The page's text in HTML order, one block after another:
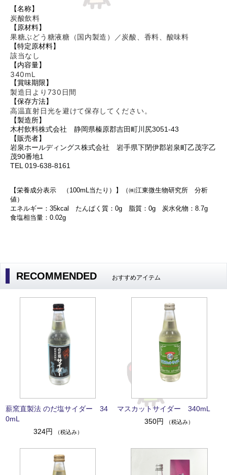
【名称】
炭酸飲料
【原材料】
果糖ぶどう糖液糖（国内製造）／炭酸、香料、酸味料
【特定原材料】
該当なし
【内容量】
340mL
【賞味期限】
製造日より730日間
【保存方法】
高温直射日光を避けて保存してください。
【製造所】
木村飲料株式会社 静岡県榛原郡吉田町川尻3051-43
【販売者】
岩泉ホールディングス株式会社 岩手県下閉伊郡岩泉町乙茂字乙
茂90番地1
TEL 019-638-8161
【栄養成分表示 （100mL当たり）】（㈱江東微生物研究所 分析
値）
エネルギー：35kcal たんぱく質：0g 脂質：0g 炭水化物：8.7g
食塩相当量：0.02g
RECOMMENDED おすすめアイテム
薪窯直製法 のだ塩サイダー 34
0mL
324円
（税込み）
マスカットサイダー 340mL
350円
（税込み）